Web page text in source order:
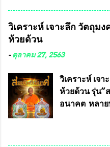
อาจารย์อ๊อด
มหาวิทยาลัยเ
ทหาร ( หน้า
ของอาจารย์อ๊
สารพิษทางท
พิษทางทหาร
วิเคราะห์ เจาะลึก วัตถุม
ห้วยด้วน
-ตุลาคม 27, 2563
วิเคราะห์ เจ
ห้วยด้วน รุ่น”
อนาคต หลาย
พระเครื่องพ